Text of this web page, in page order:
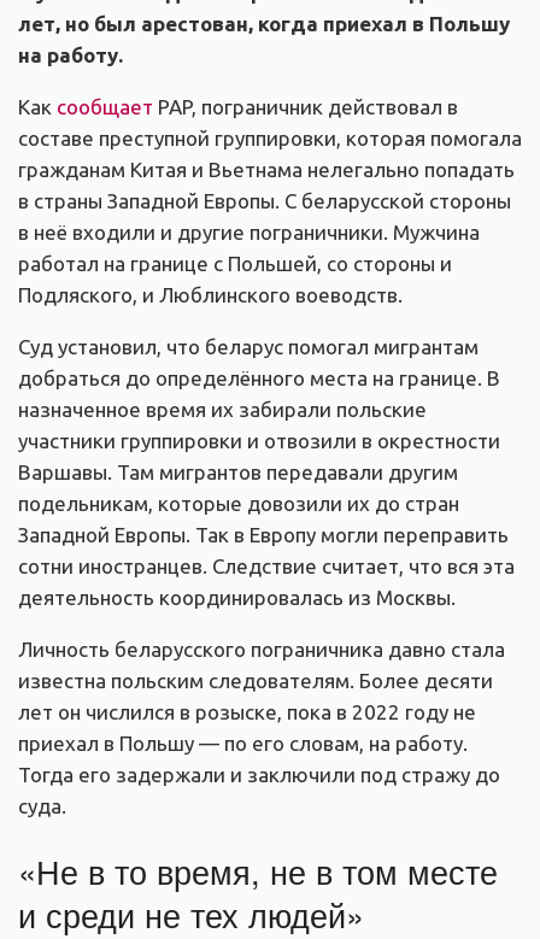
лет, но был арестован, когда приехал в Польшу
на работу.
Как сообщает PAP, пограничник действовал в
составе преступной группировки, которая помогала
гражданам Китая и Вьетнама нелегально попадать
в страны Западной Европы. С беларусской стороны
в неё входили и другие пограничники. Мужчина
работал на границе с Польшей, со стороны и
Подляского, и Люблинского воеводств.
Суд установил, что беларус помогал мигрантам
добраться до определённого места на границе. В
назначенное время их забирали польские
участники группировки и отвозили в окрестности
Варшавы. Там мигрантов передавали другим
подельникам, которые довозили их до стран
Западной Европы. Так в Европу могли переправить
сотни иностранцев. Следствие считает, что вся эта
деятельность координировалась из Москвы.
Личность беларусского пограничника давно стала
известна польским следователям. Более десяти
лет он числился в розыске, пока в 2022 году не
приехал в Польшу — по его словам, на работу.
Тогда его задержали и заключили под стражу до
суда.
«Не в то время, не в том месте
и среди не тех людей»